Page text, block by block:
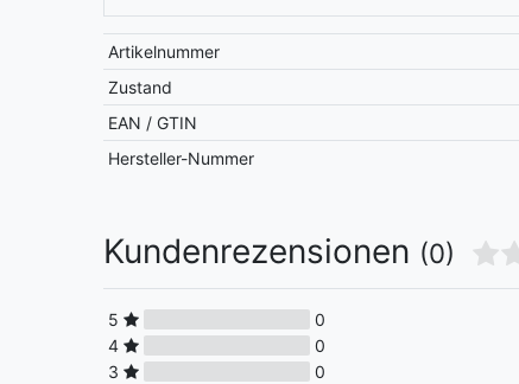
Artikelnummer
Zustand
EAN / GTIN
Hersteller-Nummer
Kundenrezensionen (0)
5
0
4
0
3
0